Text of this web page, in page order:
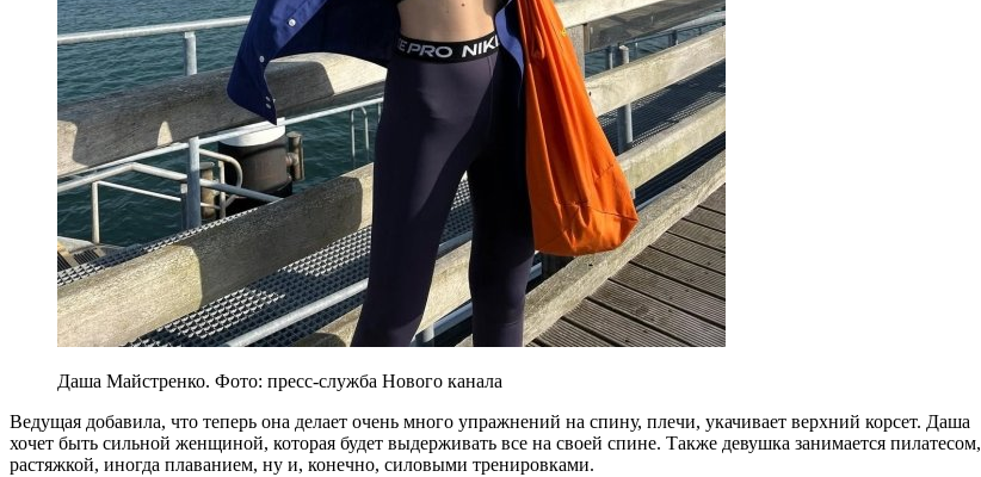
Даша Майстренко. Фото: пресс-служба Нового канала
Ведущая добавила, что теперь она делает очень много упражнений на спину, плечи, укачивает верхний корсет. Даша
хочет быть сильной женщиной, которая будет выдерживать все на своей спине. Также девушка занимается пилатесом,
растяжкой, иногда плаванием, ну и, конечно, силовыми тренировками.